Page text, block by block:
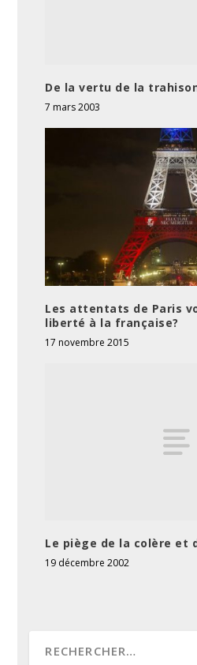
De la vertu de la
7 mars 2003
Les attentats de Paris
liberté à la française?
17 novembre 2015
Le piège de la colère et
19 décembre 2002